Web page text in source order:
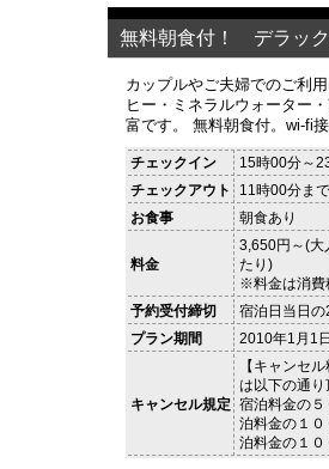
無料朝食付！ デラッ
カップルやご夫婦でのご利
ヒー・ミネラルウォーター
富です。 無料朝食付。wi-fi接
チェックイン
15時00分～
チェックアウト
11時00分まで
お食事
朝食あり
料金
3,650円～(大
たり)
※料金は消費
予約受付締切
宿泊日当日
プラン期間
2010年1月1
キャンセル規定
【キャンセ
は以下の通
宿泊料金の
泊料金の１
泊料金の１０